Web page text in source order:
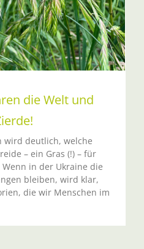
die Welt und
wird deutlich, welche
– ein Gras (!) – für
in der Ukraine die
bleiben, wird klar,
die wir Menschen im